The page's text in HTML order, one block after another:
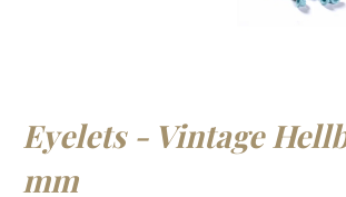
Eyelets - Vintage
mm